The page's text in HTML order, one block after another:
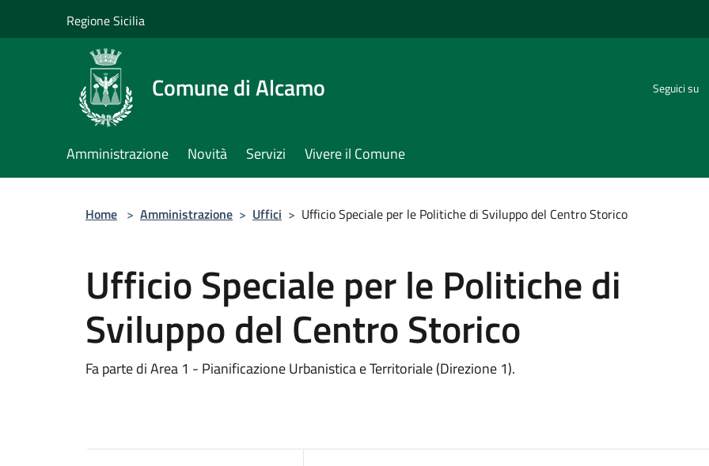
Regione Sicilia
Comune di Alcamo Seguici su
Amministrazione Novità Servizi Vivere il Comune
Home > Amministrazione > Uffici > Ufficio Speciale per le Politiche di Sviluppo del Centro Storico
Ufficio Speciale per le Politiche di
Sviluppo del Centro Storico
Fa parte di Area 1 - Pianificazione Urbanistica e Territoriale (Direzione 1).